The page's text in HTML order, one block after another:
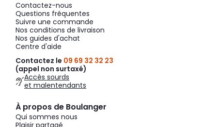
Contactez-nous
Questions fréquentes
Suivre une commande
Nos conditions de livraison
Nos guides d'achat
Centre d'aide
Contactez le 09 69 32 32 23
(appel non surtaxé)
Accès sourds
et malentendants
À propos de Boulanger
Qui sommes nous